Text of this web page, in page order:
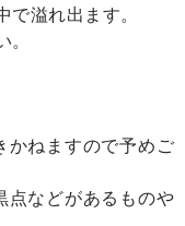
溢れ出ます。
。
かねますので予めご
点などがあるものや